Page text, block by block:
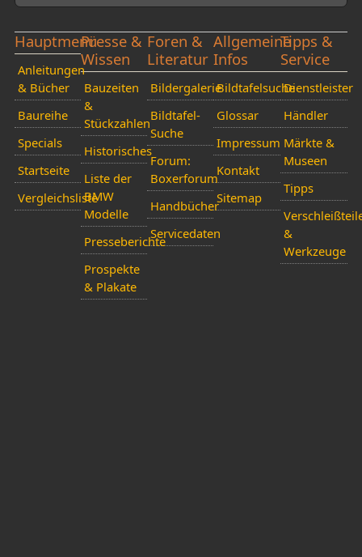
Hauptmenü
Anleitungen
& Bücher
Baureihe
Specials
Startseite
Vergleichsliste
Presse &
Wissen
Bauzeiten
&
Stückzahlen
Historisches
Liste der
BMW
Modelle
Presseberichte
Prospekte
& Plakate
Foren &
Literatur
Bildergalerie
Bildtafel-
Suche
Forum:
Boxerforum
Handbücher
Servicedaten
Allgemeine
Infos
Bildtafelsuche
Glossar
Impressum
Kontakt
Sitemap
Tipps &
Service
Dienstleister
Händler
Märkte &
Museen
Tipps
&
Werkzeuge